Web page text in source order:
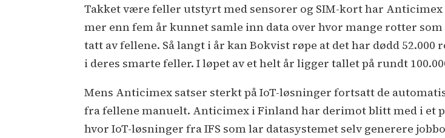
Takket være feller utstyrt med sensorer og SIM-kort har
mer enn fem år kunnet samle inn data over hvor mange rotter
tatt av fellene. Så langt i år kan Bokvist røpe at det har dødd 52.000
i deres smarte feller. I løpet av et helt år ligger tallet på rundt
Mens Anticimex satser sterkt på IoT-løsninger fortsatt de
fra fellene manuelt. Anticimex i Finland har derimot blitt med i et
hvor IoT-løsninger fra IFS som lar datasystemet selv generere